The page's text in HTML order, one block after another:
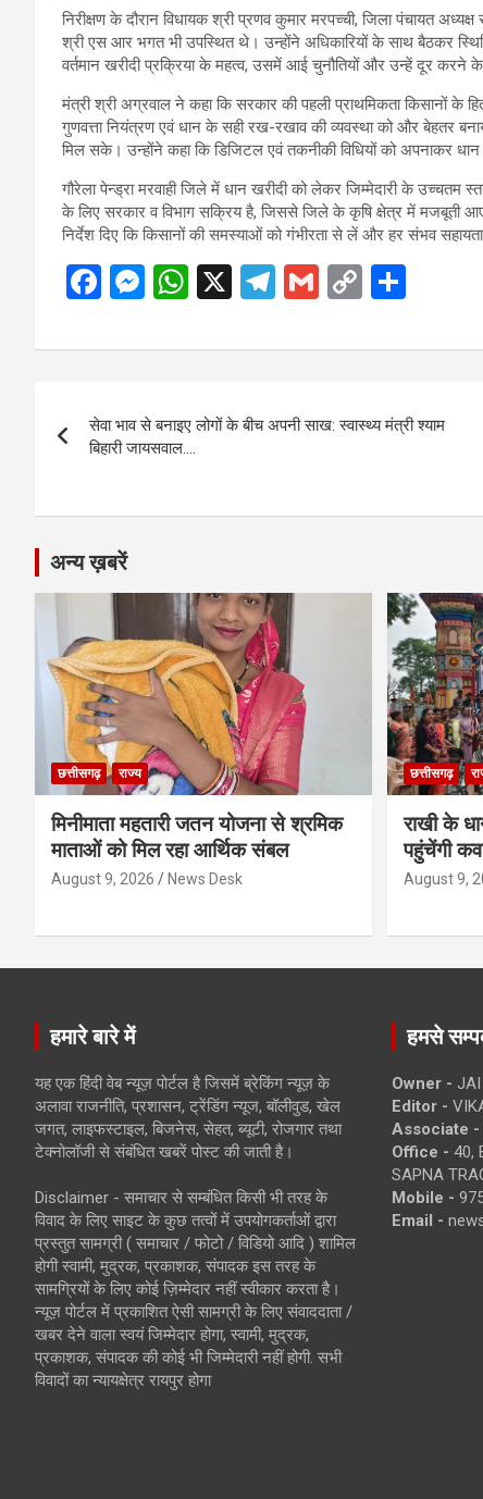
निरीक्षण के दौरान विधायक श्री प्रणव कुमार मरपच्ची, जिला पंचायत
श्री एस आर भगत भी उपस्थित थे। उन्होंने अधिकारियों के साथ बैठकर
वर्तमान खरीदी प्रक्रिया के महत्व, उसमें आई चुनौतियों और उन्हें दूर करने के
मंत्री श्री अग्रवाल ने कहा कि सरकार की पहली प्राथमिकता किसानों के
गुणवत्ता नियंत्रण एवं धान के सही रख-रखाव की व्यवस्था को और बेहतर
मिल सके। उन्होंने कहा कि डिजिटल एवं तकनीकी विधियों को अपनाकर धान
गौरेला पेन्ड्रा मरवाही जिले में धान खरीदी को लेकर जिम्मेदारी के उच्चतम
के लिए सरकार व विभाग सक्रिय है, जिससे जिले के कृषि क्षेत्र में मजबूती
निर्देश दिए कि किसानों की समस्याओं को गंभीरता से लें और हर संभव
F
ce
o
o
M
se
g
er
W
at
A
p
X
T
e
a
G
ail
C
py
n
ar
navigation
सेवा भाव से बनाइए लोगों के बीच अपनी साख: स्वास्थ्य मंत्री श्याम
बिहारी जायसवाल….
अन्य ख़बरें
छत्तीसगढ़ राज्य
मिनीमाता महतारी जतन योजना से श्रमिक
माताओं को मिल रहा आर्थिक संबल
August 9, 2026 News Desk
छत्तीसगढ़
राखी के
पहुंचेंगी
August 9,
हमारे बारे में
यह एक हिंदी वेब न्यूज़ पोर्टल है जिसमें ब्रेकिंग न्यूज़ के
अलावा राजनीति, प्रशासन, ट्रेंडिंग न्यूज, बॉलीवुड, खेल
जगत, लाइफस्टाइल, बिजनेस, सेहत, ब्यूटी, रोजगार तथा
टेक्नोलॉजी से संबंधित खबरें पोस्ट की जाती है।
Disclaimer - समाचार से सम्बंधित किसी भी तरह के
विवाद के लिए साइट के कुछ तत्वों में उपयोगकर्ताओं द्वारा
प्रस्तुत सामग्री ( समाचार / फोटो / विडियो आदि ) शामिल
होगी स्वामी, मुद्रक, प्रकाशक, संपादक इस तरह के
सामग्रियों के लिए कोई ज़िम्मेदार नहीं स्वीकार करता है।
न्यूज़ पोर्टल में प्रकाशित ऐसी सामग्री के लिए संवाददाता /
खबर देने वाला स्वयं जिम्मेदार होगा, स्वामी, मुद्रक,
प्रकाशक, संपादक की कोई भी जिम्मेदारी नहीं होगी. सभी
विवादों का न्यायक्षेत्र रायपुर होगा
हमसे
Owner - JAI
Editor -
Associate -
Office - 40,
SAPNA
Mobile -
Email -